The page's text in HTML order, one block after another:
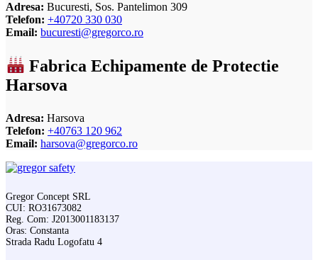
Adresa: Bucuresti, Sos. Pantelimon 309
Telefon: +40720 330 030
Email: bucuresti@gregorco.ro
Fabrica Echipamente de Protectie
Harsova
Adresa: Harsova
Telefon: +40763 120 962
Email: harsova@gregorco.ro
Gregor Concept SRL
CUI: RO31673082
Reg. Com: J2013001183137
Oras: Constanta
Strada Radu Logofatu 4